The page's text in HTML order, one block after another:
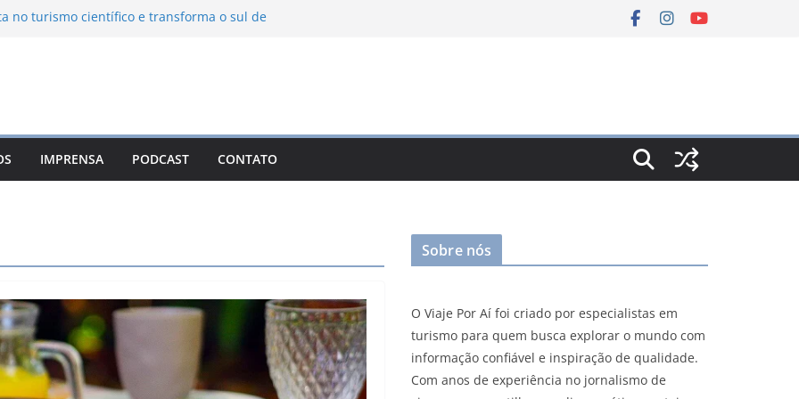
no turismo científico e transforma o sul de
em Campos do Jordão
Nuevo León: o Pueblo Mágico com ruas
e turismo à beira da represa
IMPRENSA PODCAST CONTATO
Sobre nós
O Viaje Por Aí foi criado por especialistas em
turismo para quem busca explorar o mundo com
informação confiável e inspiração de qualidade.
Com anos de experiência no jornalismo de